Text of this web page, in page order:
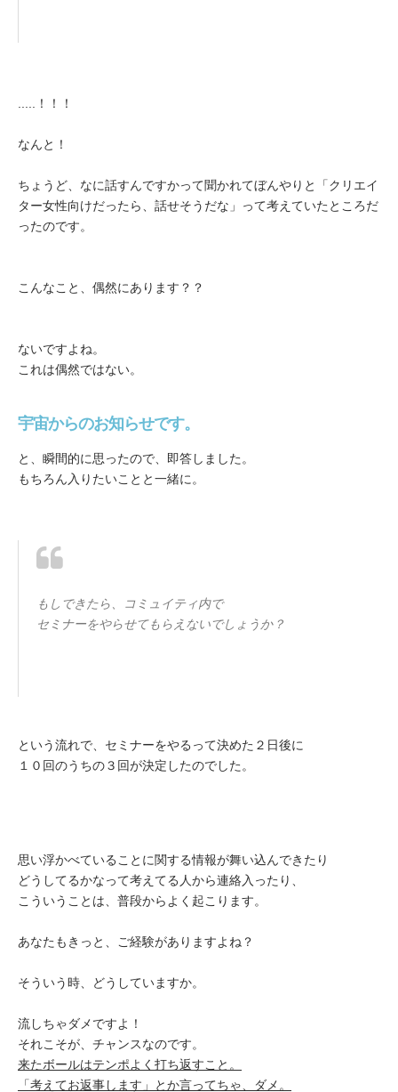
.....！！！
なんと！
ちょうど、なに話すんですかって聞かれてぼんやりと「クリエイ
ター女性向けだったら、話せそうだな」って考えていたところだ
ったのです。
こんなこと、偶然にあります？？
ないですよね。
これは偶然ではない。
宇宙からのお知らせです。
と、瞬間的に思ったので、即答しました。
もちろん入りたいことと一緒に。
もしできたら、コミュイティ内で
セミナーをやらせてもらえないでしょうか？
という流れで、セミナーをやるって決めた２日後に
１０回のうちの３回が決定したのでした。
思い浮かべていることに関する情報が舞い込んできたり
どうしてるかなって考えてる人から連絡入ったり、
こういうことは、普段からよく起こります。
あなたもきっと、ご経験がありますよね？
そういう時、どうしていますか。
流しちゃダメですよ！
それこそが、チャンスなのです。
来たボールはテンポよく打ち返すこと。
「考えてお返事します」とか言ってちゃ、ダメ。